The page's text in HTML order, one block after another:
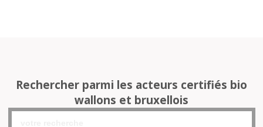
Rechercher parmi les acteurs certifiés bio
wallons et bruxellois